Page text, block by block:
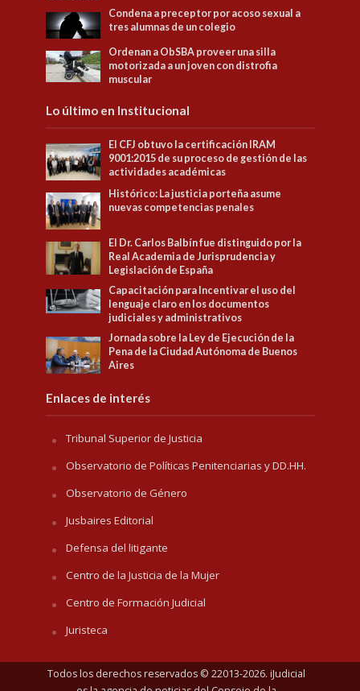
Condena a preceptor por acoso sexual a
tres alumnas de un colegio
Ordenan a ObSBA proveer una silla
motorizada a un joven con distrofia
muscular
Lo último en Institucional
El CFJ obtuvo la certificación IRAM
9001:2015 de su proceso de gestión de las
actividades académicas
Histórico: La justicia porteña asume
nuevas competencias penales
El Dr. Carlos Balbín fue distinguido por la
Real Academia de Jurisprudencia y
Legislación de España
Capacitación para Incentivar el uso del
lenguaje claro en los documentos
judiciales y administrativos
Jornada sobre la Ley de Ejecución de la
Pena de la Ciudad Autónoma de Buenos
Aires
Enlaces de interés
Tribunal Superior de Justicia
Observatorio de Políticas Penitenciarias y DD.HH.
Observatorio de Género
Jusbaires Editorial
Defensa del litigante
Centro de la Justicia de la Mujer
Centro de Formación Judicial
Juristeca
Todos los derechos reservados © 22013-2026. iJudicial